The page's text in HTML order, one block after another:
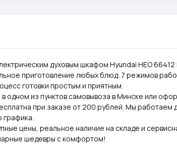
духовым шкафом Hyundai HEO
приготовление любых блюд. 7 режимов
готовки простым и приятным.
одном из пунктов самовывоза в Минске или
при заказе от 200 рублей. Мы работаем
графика.
цены, реальное наличие на складе и
шедевры с комфортом!